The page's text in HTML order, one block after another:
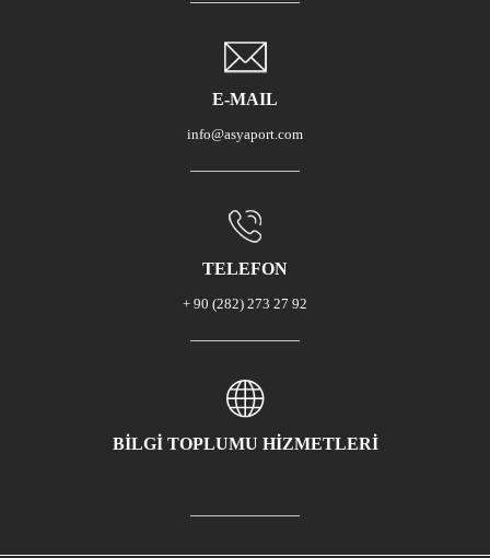
E-MAIL
info@asyaport.com
TELEFON
+ 90 (282) 273 27 92
BİLGİ TOPLUMU HİZMETLERİ